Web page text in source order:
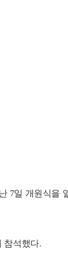
7일 개원식을
참석했다.